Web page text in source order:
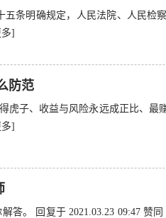
条明确规定，人民法院、人民检
]
防范
虎子、收益与风险永远成正比、最
]
答。 回复于 2021.03.23 09:47 赞